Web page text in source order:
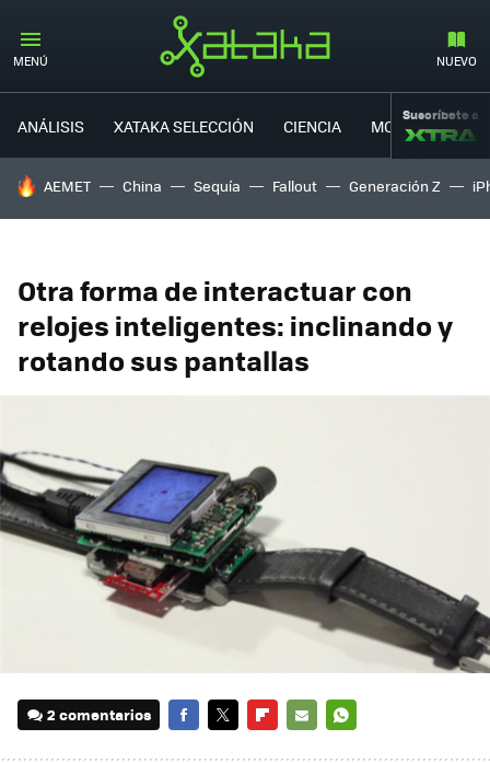
MENÚ NUEVO
ANÁLISIS XATAKA SELECCIÓN CIENCIA MOVILIDAD
Suscríbete a
HOY SE HABLA DE
AEMET China Sequía Fallout Generación Z
Otra forma de interactuar con
relojes inteligentes: inclinando y
rotando sus pantallas
2 comentarios